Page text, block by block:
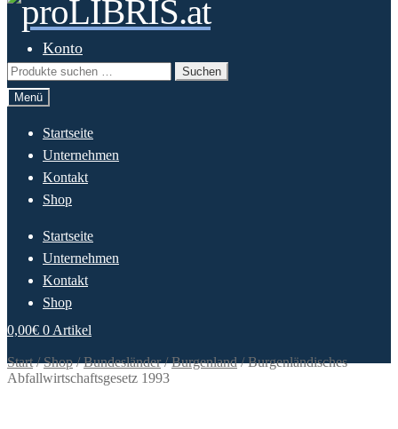
Zur
Navigation
springen
Springe
zum
Inhalt
Konto
Suchen
nach:
Suchen
Menü
Startseite
Unternehmen
Kontakt
Shop
Startseite
Unternehmen
Kontakt
Shop
0,00€ 0 Artikel
Start/Shop/Bundesländer/Burgenland/Burgenländisches
Abfallwirtschaftsgesetz 1993